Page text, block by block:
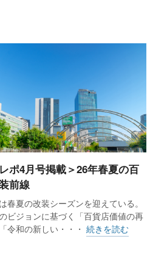
もプラスで、阪急阪神百貨
島屋が1.4％増となった。免
に入っても夏日が続いたこ
売上高前年比は1.4%増で、店
ポ4月号掲載＞26年春夏の百
前線
春夏の改装シーズンを迎えている。
ビジョンに基づく「百貨店価値の再
令和の新しい・・・続きを読む